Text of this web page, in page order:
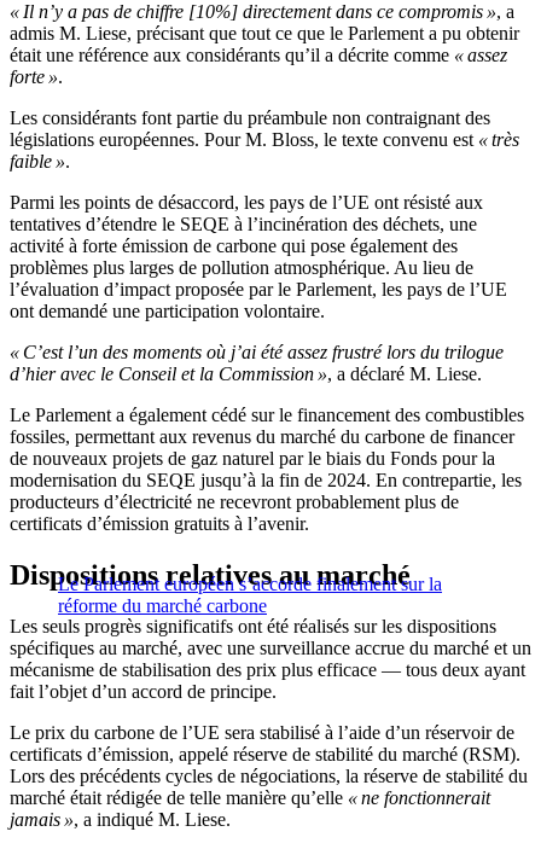
« Il n’y a pas de chiffre [10%] directement dans ce compromis », a
admis M. Liese, précisant que tout ce que le Parlement a pu obtenir
était une référence aux considérants qu’il a décrite comme « assez
forte ».
Les considérants font partie du préambule non contraignant des
législations européennes. Pour M. Bloss, le texte convenu est « très
faible ».
Parmi les points de désaccord, les pays de l’UE ont résisté aux
tentatives d’étendre le SEQE à l’incinération des déchets, une
activité à forte émission de carbone qui pose également des
problèmes plus larges de pollution atmosphérique. Au lieu de
l’évaluation d’impact proposée par le Parlement, les pays de l’UE
ont demandé une participation volontaire.
« C’est l’un des moments où j’ai été assez frustré lors du trilogue
d’hier avec le Conseil et la Commission », a déclaré M. Liese.
Le Parlement a également cédé sur le financement des combustibles
fossiles, permettant aux revenus du marché du carbone de financer
de nouveaux projets de gaz naturel par le biais du Fonds pour la
modernisation du SEQE jusqu’à la fin de 2024. En contrepartie, les
producteurs d’électricité ne recevront probablement plus de
certificats d’émission gratuits à l’avenir.
Le Parlement européen s’accorde finalement sur la
réforme du marché carbone
Dispositions relatives au marché
Les seuls progrès significatifs ont été réalisés sur les dispositions
spécifiques au marché, avec une surveillance accrue du marché et un
mécanisme de stabilisation des prix plus efficace — tous deux ayant
fait l’objet d’un accord de principe.
Le prix du carbone de l’UE sera stabilisé à l’aide d’un réservoir de
certificats d’émission, appelé réserve de stabilité du marché (RSM).
Lors des précédents cycles de négociations, la réserve de stabilité du
marché était rédigée de telle manière qu’elle « ne fonctionnerait
jamais », a indiqué M. Liese.